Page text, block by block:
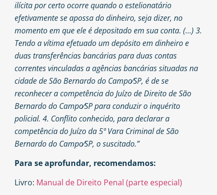
ilícita por certo ocorre quando o estelionatário
efetivamente se apossa do dinheiro, seja dizer, no
momento em que ele é depositado em sua conta. (…) 3.
Tendo a vítima efetuado um depósito em dinheiro e
duas transferências bancárias para duas contas
correntes vinculadas a agências bancárias situadas na
cidade de São Bernardo do Campo⁄SP, é de se
reconhecer a competência do Juízo de Direito de São
Bernardo do Campo⁄SP para conduzir o inquérito
policial. 4. Conflito conhecido, para declarar a
competência do Juízo da 5ª Vara Criminal de São
Bernardo do Campo⁄SP, o suscitado.”
Para se aprofundar, recomendamos:
Livro: Manual de Direito Penal (parte especial)